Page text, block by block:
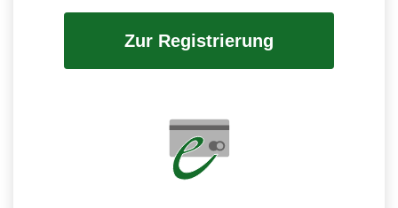
Zur Registrierung